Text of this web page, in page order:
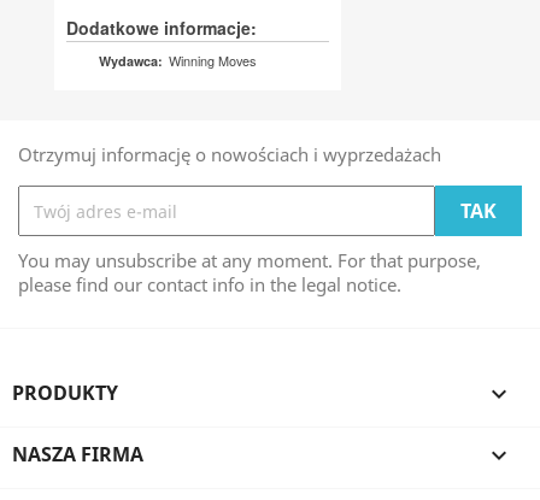
Dodatkowe informacje:
Wydawca: Winning Moves
Otrzymuj informację o nowościach i wyprzedażach
You may unsubscribe at any moment. For that purpose,
please find our contact info in the legal notice.
PRODUKTY 
NASZA FIRMA 